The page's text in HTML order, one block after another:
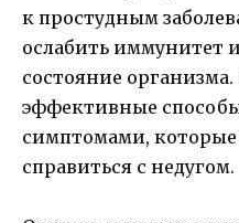
к простудным
ослабить иммунитет
состояние
эффективные
симптомами, которые
справиться с недугом.